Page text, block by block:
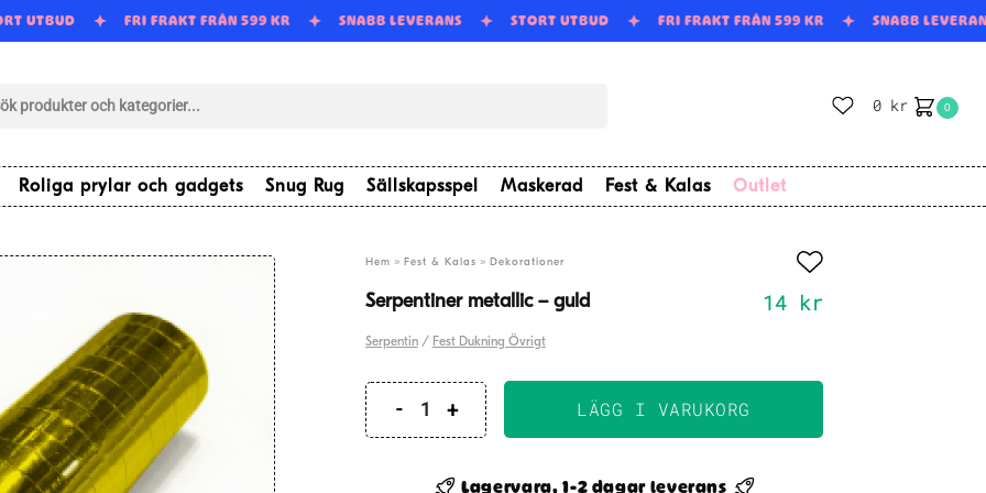
UTBUD FRI FRAKT FRÅN 599 KR SNABB LEVERANS STORT UTBUD FRI FRAKT FRÅN 599 KR SNABB
0 kr 0
Roliga prylar och gadgets Snug Rug Sällskapsspel Maskerad Fest & Kalas Outlet
Hem » Fest & Kalas » Dekorationer
Serpentiner metallic – guld 14 kr
Serpentin/ Fest Dukning Övrigt
Serpentiner
LÄGG I VARUKORG
Lagervara, 1-2 dagar leverans